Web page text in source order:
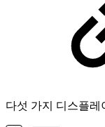
다섯 가지 디스플레